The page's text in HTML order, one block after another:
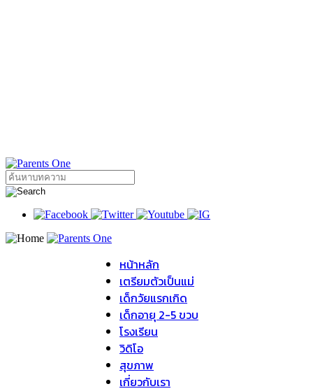
หน้าหลัก
เตรียมตัวเป็นแม่
เด็กวัยแรกเกิด
เด็กอายุ 2-5 ขวบ
โรงเรียน
วิดิโอ
สุขภาพ
เกี่ยวกับเรา